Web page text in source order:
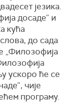
језика.
досаде” и
кућа
до сада
„Филозофија
ускоро ће се
чије
програму.